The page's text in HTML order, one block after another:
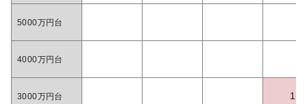
5000万円台
4000万円台
3000万円台 1